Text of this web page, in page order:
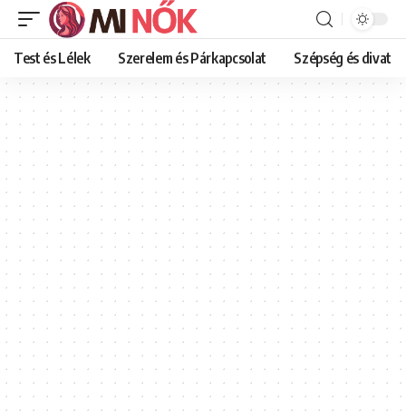
Test és Lélek Szerelem és Párkapcsolat Szépség és divat